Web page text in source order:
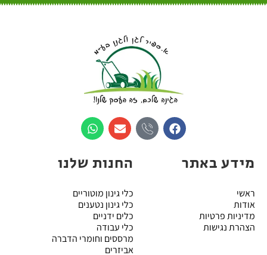
מידע באתר
ראשי
אודות
מדיניות פרטיות
הצהרת נגישות
החנות שלנו
כלי גינון מוטוריים
כלי גינון נטענים
כלים ידניים
כלי עבודה
מרססים וחומרי הדברה
אביזרים